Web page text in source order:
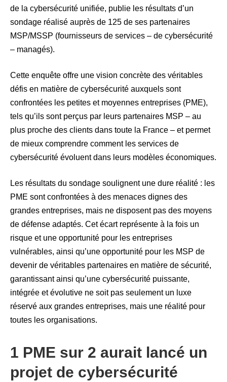
de la cybersécurité unifiée, publie les résultats d’un
sondage réalisé auprès de 125 de ses partenaires
MSP/MSSP (fournisseurs de services – de cybersécurité
– managés).
Cette enquête offre une vision concrète des véritables
défis en matière de cybersécurité auxquels sont
confrontées les petites et moyennes entreprises (PME),
tels qu’ils sont perçus par leurs partenaires MSP – au
plus proche des clients dans toute la France – et permet
de mieux comprendre comment les services de
cybersécurité évoluent dans leurs modèles économiques.
Les résultats du sondage soulignent une dure réalité : les
PME sont confrontées à des menaces dignes des
grandes entreprises, mais ne disposent pas des moyens
de défense adaptés. Cet écart représente à la fois un
risque et une opportunité pour les entreprises
vulnérables, ainsi qu’une opportunité pour les MSP de
devenir de véritables partenaires en matière de sécurité,
garantissant ainsi qu’une cybersécurité puissante,
intégrée et évolutive ne soit pas seulement un luxe
réservé aux grandes entreprises, mais une réalité pour
toutes les organisations.
1 PME sur 2 aurait lancé un
projet de cybersécurité